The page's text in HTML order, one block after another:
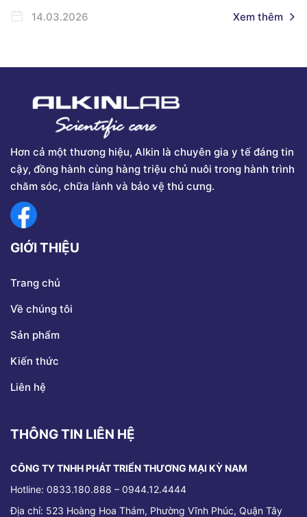
14.03.2026 Xem thêm
Hơn cả một thương hiệu, Alkin là chuyên gia y tế đáng tin
cậy, đồng hành cùng hàng triệu chủ nuôi trong hành trình
chăm sóc, chữa lành và bảo vệ thú cưng.
GIỚI THIỆU
Trang chủ
Về chúng tôi
Sản phẩm
Kiến thức
Liên hệ
THÔNG TIN LIÊN HỆ
CÔNG TY TNHH PHÁT TRIỂN THƯƠNG MẠI KỲ NAM
Hotline: 0833.180.888 – 0944.12.4444
Địa chỉ: 523 Hoàng Hoa Thám, Phường Vĩnh Phúc, Quận Tây